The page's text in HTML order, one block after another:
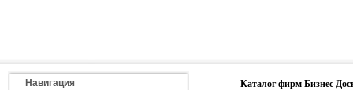
Навигация Каталог фирм Бизнес